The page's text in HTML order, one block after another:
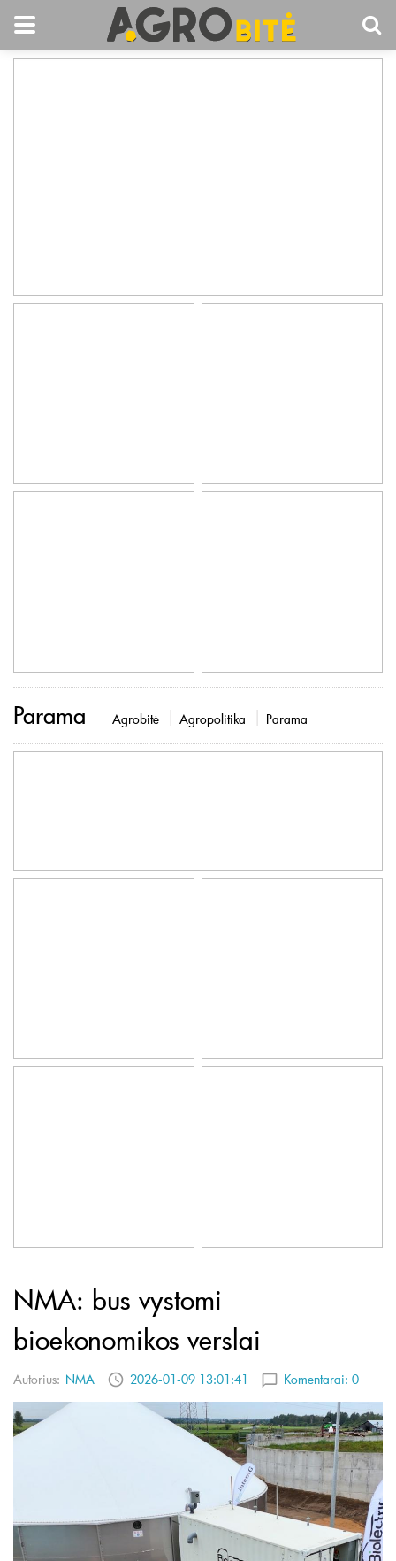
Parama Agrobitė Agropolitika Parama
NMA: bus vystomi
bioekonomikos verslai
Autorius: NMA 2026-01-09 13:01:41 Komentarai: 0